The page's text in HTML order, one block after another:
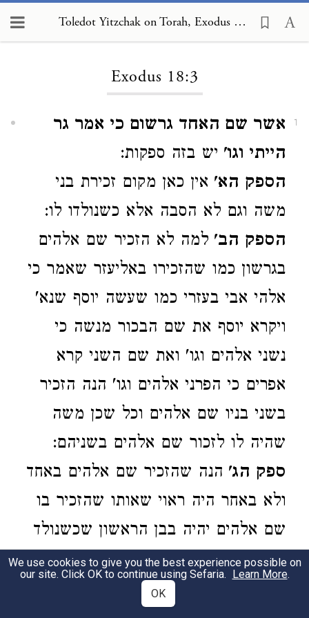
Toledot Yitzchak on Torah, Exodus 18:3
Exodus 18:3
1
אשר שם האחד גרשום כי אמר גר
הייתי וגו' יש בזה ספקות:
הספק הא' אין כאן מקום זכירת בני
משה וגם לא הסבה אלא כשנולדו לו:
הספק הב' למה לא הזכיר שם אלהים
בגרשון כמו שהזכירו באליעזר שאמר כי
אלהי אבי בעזרי כמו שעשה יוסף שנא'
ויקרא יוסף את שם הבכור מנשה כי
נשני אלהים וגו' ואת שם השני קרא
אפרים כי הפרני אלהים וגו' הנה הזכיר
בשני בניו שם אלהים וכל שכן משה
שהיה לו לזכור שם אלהים בשניהם:
ספק הג' הנה שהזכיר שם אלהים באחד
ולא באחר היה ראוי שאותו שהזכיר בו
שם אלהים יהיה בבן הראשון שכשנולד
הראשון כבר נעשה לו נס ההצלה ויקרא
הראשון אליעזר כי אלהי אבי בעזרי וגו'
We use cookies to give you the best experience possible on
our site. Click OK to continue using Sefaria. Learn More.
OK